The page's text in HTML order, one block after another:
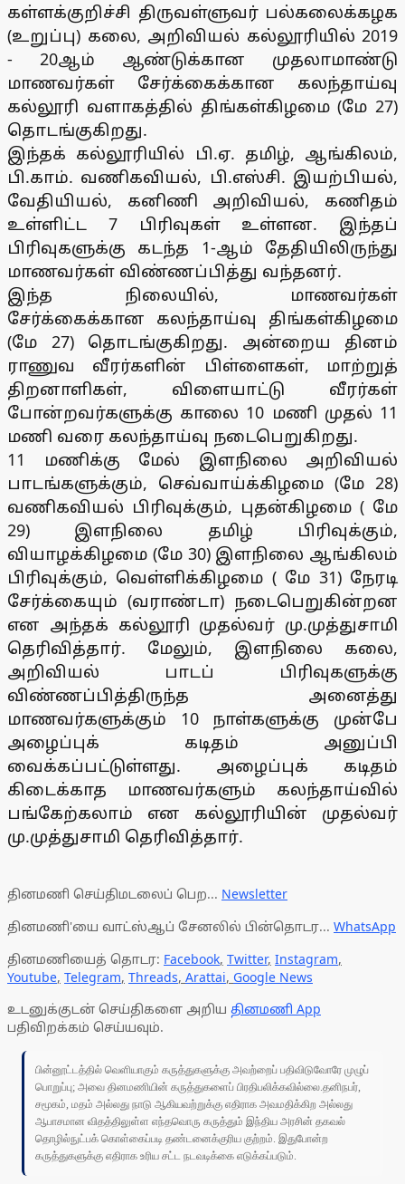
கள்ளக்குறிச்சி திருவள்ளுவர் பல்கலைக்கழக
(உறுப்பு) கலை, அறிவியல் கல்லூரியில் 2019
- 20ஆம் ஆண்டுக்கான முதலாமாண்டு
மாணவர்கள் சேர்க்கைக்கான கலந்தாய்வு
கல்லூரி வளாகத்தில் திங்கள்கிழமை (மே 27)
தொடங்குகிறது.
இந்தக் கல்லூரியில் பி.ஏ. தமிழ், ஆங்கிலம்,
பி.காம். வணிகவியல், பி.எஸ்சி. இயற்பியல்,
வேதியியல், கனிணி அறிவியல், கணிதம்
உள்ளிட்ட 7 பிரிவுகள் உள்ளன. இந்தப்
பிரிவுகளுக்கு கடந்த 1-ஆம் தேதியிலிருந்து
மாணவர்கள் விண்ணப்பித்து வந்தனர்.
இந்த நிலையில், மாணவர்கள்
சேர்க்கைக்கான கலந்தாய்வு திங்கள்கிழமை
(மே 27) தொடங்குகிறது. அன்றைய தினம்
ராணுவ வீரர்களின் பிள்ளைகள், மாற்றுத்
திறனாளிகள், விளையாட்டு வீரர்கள்
போன்றவர்களுக்கு காலை 10 மணி முதல் 11
மணி வரை கலந்தாய்வு நடைபெறுகிறது.
11 மணிக்கு மேல் இளநிலை அறிவியல்
பாடங்களுக்கும், செவ்வாய்க்கிழமை (மே 28)
வணிகவியல் பிரிவுக்கும், புதன்கிழமை ( மே
29) இளநிலை தமிழ் பிரிவுக்கும்,
வியாழக்கிழமை (மே 30) இளநிலை ஆங்கிலம்
பிரிவுக்கும், வெள்ளிக்கிழமை ( மே 31) நேரடி
சேர்க்கையும் (வராண்டா) நடைபெறுகின்றன
என அந்தக் கல்லூரி முதல்வர் மு.முத்துசாமி
தெரிவித்தார். மேலும், இளநிலை கலை,
அறிவியல் பாடப் பிரிவுகளுக்கு
விண்ணப்பித்திருந்த அனைத்து
மாணவர்களுக்கும் 10 நாள்களுக்கு முன்பே
அழைப்புக் கடிதம் அனுப்பி
வைக்கப்பட்டுள்ளது. அழைப்புக் கடிதம்
கிடைக்காத மாணவர்களும் கலந்தாய்வில்
பங்கேற்கலாம் என கல்லூரியின் முதல்வர்
மு.முத்துசாமி தெரிவித்தார்.
தினமணி செய்திமடலைப் பெற... Newsletter
தினமணி'யை வாட்ஸ்ஆப் சேனலில் பின்தொடர... WhatsApp
தினமணியைத் தொடர: Facebook, Twitter, Instagram,
Youtube, Telegram, Threads, Arattai, Google News
உடனுக்குடன் செய்திகளை அறிய தினமணி App
பதிவிறக்கம் செய்யவும்.
பின்னூட்டத்தில் வெளியாகும் கருத்துகளுக்கு அவற்றைப் பதிவிடுவோரே முழுப்
பொறுப்பு; அவை தினமணியின் கருத்துகளைப் பிரதிபலிக்கவில்லை.தனிநபர்,
சமூகம், மதம் அல்லது நாடு ஆகியவற்றுக்கு எதிராக அவமதிக்கிற அல்லது
ஆபாசமான விதத்திலுள்ள எந்தவொரு கருத்தும் இந்திய அரசின் தகவல்
தொழில்நுட்பக் கொள்கைப்படி தண்டனைக்குரிய குற்றம். இதுபோன்ற
கருத்துகளுக்கு எதிராக உரிய சட்ட நடவடிக்கை எடுக்கப்படும்.